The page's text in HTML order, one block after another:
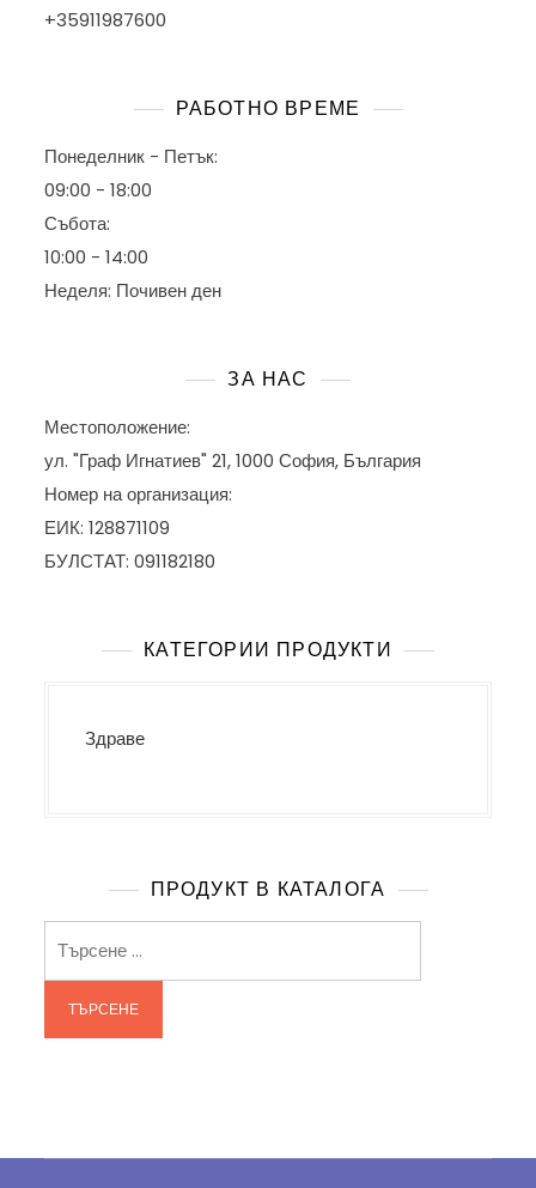
+35911987600
РАБОТНО ВРЕМЕ
Понеделник - Петък:
09:00 - 18:00
Събота:
10:00 - 14:00
Неделя: Почивен ден
ЗА НАС
Местоположение:
ул. "Граф Игнатиев" 21, 1000 София, България
Номер на организация:
ЕИК: 128871109
БУЛСТАТ: 091182180
КАТЕГОРИИ ПРОДУКТИ
Здраве
ПРОДУКТ В КАТАЛОГА